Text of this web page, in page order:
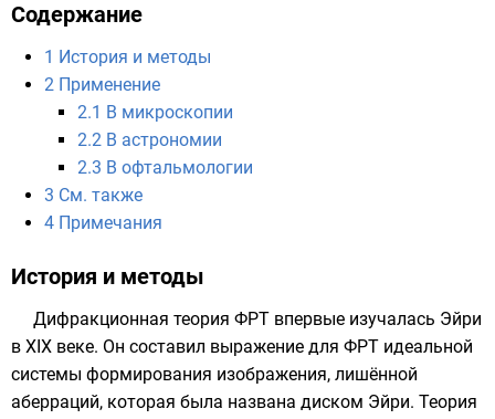
Содержание
1 История и методы
2 Применение
2.1 В микроскопии
2.2 В астрономии
2.3 В офтальмологии
3 См. также
4 Примечания
История и методы
Дифракционная теория ФРТ впервые изучалась Эйри
в XIX веке. Он составил выражение для ФРТ идеальной
системы формирования изображения, лишённой
аберраций, которая была названа диском Эйри. Теория